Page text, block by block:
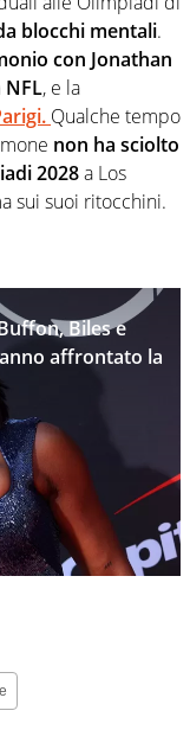
blocchi mentali.
con Jonathan
NFL, e la
Qualche tempo
non ha sciolto
2028a Los
sui suoi ritocchini.
Biles e
affrontato la